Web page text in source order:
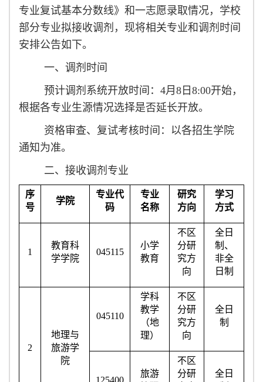
专业复试基本分数线》和一志愿录取情况，学校
部分专业拟接收调剂，现将相关专业和调剂时间
安排公告如下。
一、调剂时间
预计调剂系统开放时间：4月8日8:00开始，
根据各专业生源情况选择是否延长开放。
资格审查、复试考核时间：以各招生学院
通知为准。
二、接收调剂专业
序
号
学院
专业代
码
专业
名称
研究
方向
学习
方式
1
教育科
学学院
045115
小学
教育
不区
分研
究方
向
全日
制、
非全
日制
2
地理与
旅游学
院
045110
学科
教学
（地
理）
不区
分研
究方
向
全日
制
125400
旅游
不区
分研
全日